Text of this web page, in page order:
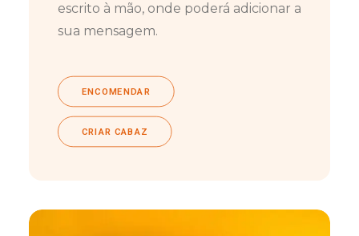
escrito à mão, onde poderá adicionar a
sua mensagem.
ENCOMENDAR
CRIAR CABAZ